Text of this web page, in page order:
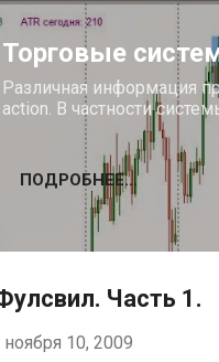
Торговые
Различная информация
action. В частности
ПОДРОБНЕЕ…
Часть 1.
ноября 10, 2009